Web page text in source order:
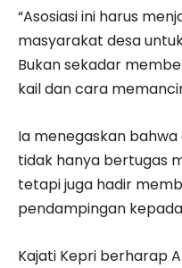
“Asosiasi ini harus
masyarakat desa
Bukan sekadar
kail dan cara
Ia menegaskan
tidak hanya bertugas
tetapi juga hadir
pendampingan
Kajati Kepri berharap